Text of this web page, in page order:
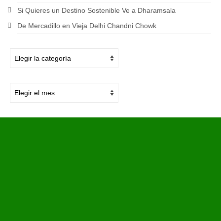
Si Quieres un Destino Sostenible Ve a Dharamsala
De Mercadillo en Vieja Delhi Chandni Chowk